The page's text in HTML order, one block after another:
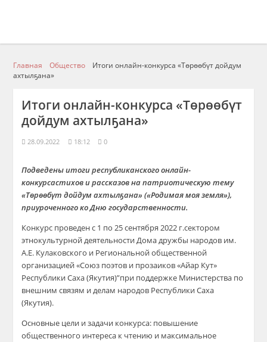
Главная Общество
Итоги онлайн-конкурса «Төрөөбүт дойдум
ахтылҕана»
Итоги онлайн-конкурса «Төрөөбүт
дойдум ахтылҕана»
28.09.2022 18:12 0
Подведены итоги республиканского онлайн-
конкурсастихови рассказовна патриотическую тему
«Төрөөбүт дойдумахтылҕана»(«Родимая моя земля»),
приуроченногокоДнюгосударственности.
Конкурс проведенс 1 по 25 сентября 2022 г.сектором
этнокультурной деятельностиДома дружбы народов им.
А.Е. Кулаковского и Региональной общественной
организацией«Союз поэтов и прозаиков«Айар Кут»
Республики Саха (Якутия)”при поддержке Министерства по
внешним связям и делам народов Республики Саха
(Якутия).
Основные цели и задачи конкурса: повышение
общественного интереса к чтению и максимальное